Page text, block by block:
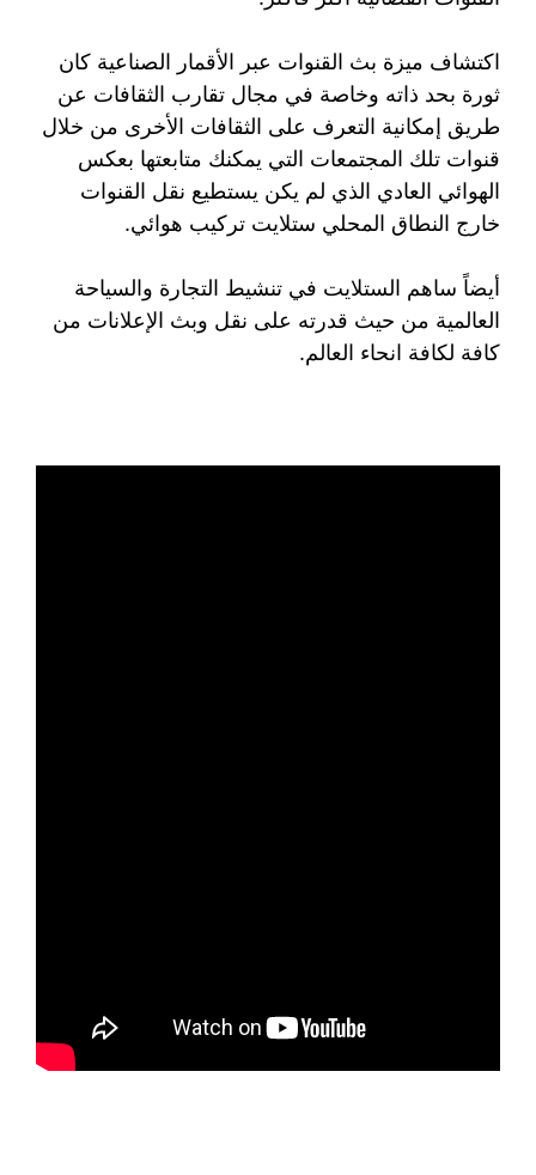
اكتشاف ميزة بث القنوات عبر الأقمار الصناعية كان
ثورة بحد ذاته وخاصة في مجال تقارب الثقافات عن
طريق إمكانية التعرف على الثقافات الأخرى من خلال
قنوات تلك المجتمعات التي يمكنك متابعتها بعكس
الهوائي العادي الذي لم يكن يستطيع نقل القنوات
خارج النطاق المحلي ستلايت تركيب هوائي.
أيضاً ساهم الستلايت في تنشيط التجارة والسياحة
العالمية من حيث قدرته على نقل وبث الإعلانات من
كافة لكافة انحاء العالم.